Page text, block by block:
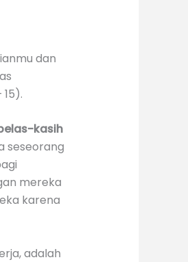
dan
kasih
seseorang
mereka
karena
adalah